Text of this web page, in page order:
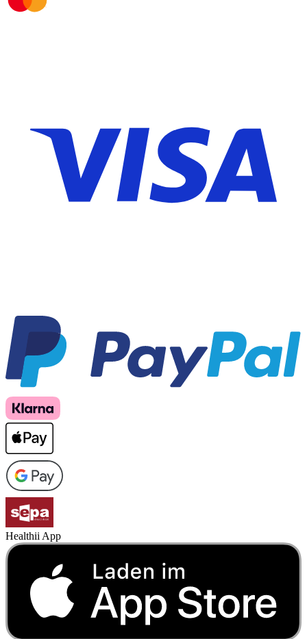
Healthii App